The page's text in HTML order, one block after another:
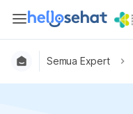
Semua Expert